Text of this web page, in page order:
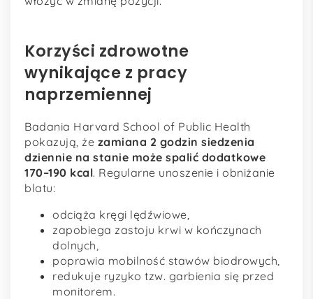
Korzyści zdrowotne
wynikające z pracy
naprzemiennej
Badania Harvard School of Public Health
pokazują, że zamiana 2 godzin siedzenia
dziennie na stanie może spalić dodatkowe
170–190 kcal. Regularne unoszenie i obniżanie
blatu:
odciąża kręgi lędźwiowe,
zapobiega zastoju krwi w kończynach
dolnych,
poprawia mobilność stawów biodrowych,
redukuje ryzyko tzw. garbienia się przed
monitorem.